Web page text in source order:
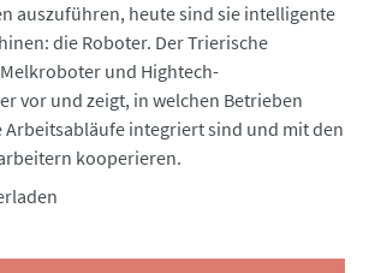
auszuführen, heute sind sie intelligente
die Roboter. Der Trierische
und Hightech-
vor und zeigt, in welchen Betrieben
Arbeitsabläufe integriert sind und mit den
kooperieren.